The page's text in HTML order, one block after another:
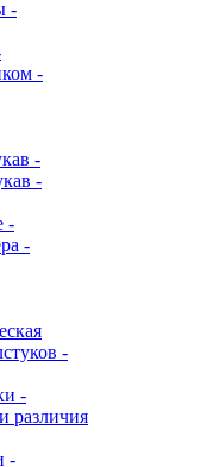
-
-
-
-
-
-
-
-
различия
-